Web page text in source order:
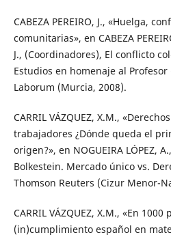
CABEZA PEREIRO, J., «Huelga,
comunitarias», en CABEZA
J., (Coordinadores), El conflicto
Estudios en homenaje al Profesor
Laborum (Murcia, 2008).
CARRIL VÁZQUEZ, X.M.,
trabajadores ¿Dónde queda el
origen?», en NOGUEIRA LÓPEZ,
Bolkestein. Mercado único vs.
Thomson Reuters (Cizur Menor-
CARRIL VÁZQUEZ, X.M., «En 1000
(in)cumplimiento español en